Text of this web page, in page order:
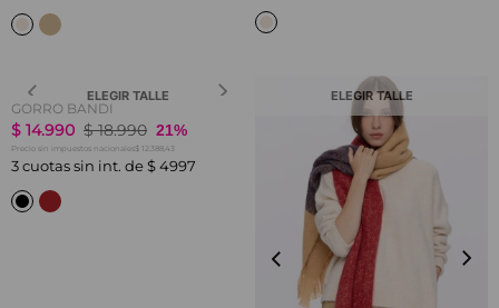
ELEGIR TALLE
GORRO BANDI
$ 14.990 $ 18.990 21%
Precio sin impuestos nacionales$ 12.388,43
3 cuotas sin int. de $ 4997
ELEGIR TALLE